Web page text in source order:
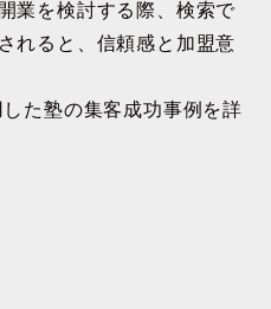
業を検討する際、検索で
れると、信頼感と加盟意
た塾の集客成功事例を詳